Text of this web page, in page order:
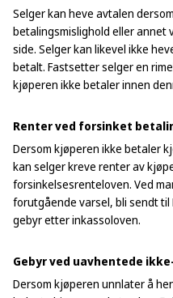
Selger kan heve avtalen
betalingsmislighold eller annet
side. Selger kan likevel ikke
betalt. Fastsetter selger en
kjøperen ikke betaler innen
Renter ved forsinket
Dersom kjøperen ikke betaler
kan selger kreve renter av
forsinkelsesrenteloven. Ved
forutgående varsel, bli sendt
gebyr etter inkassoloven.
Gebyr ved uavhentede
Dersom kjøperen unnlater å